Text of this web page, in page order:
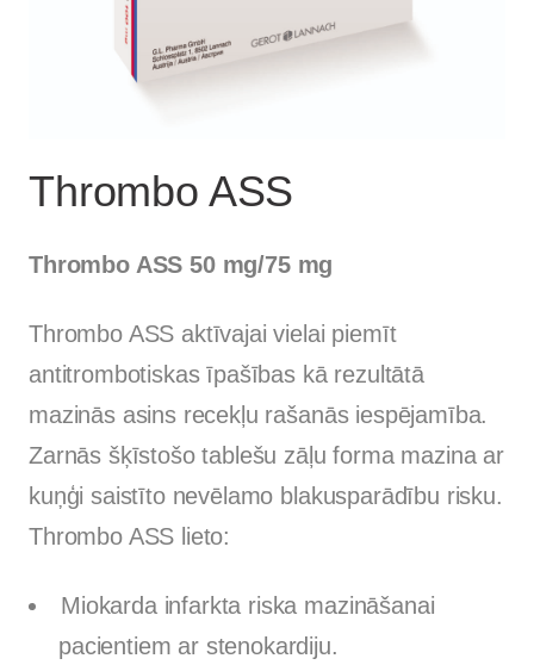
Thrombo ASS
Thrombo ASS 50 mg/75 mg
Thrombo ASS aktīvajai vielai piemīt
antitrombotiskas īpašības kā rezultātā
mazinās asins recekļu rašanās iespējamība.
Zarnās šķīstošo tablešu zāļu forma mazina ar
kuņģi saistīto nevēlamo blakusparādību risku.
Thrombo ASS lieto:
Miokarda infarkta riska mazināšanai
pacientiem ar stenokardiju.